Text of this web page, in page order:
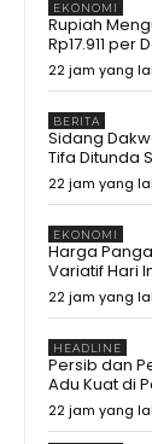
EKONOMI
Rupiah
Rp17.911 per
22 jam yang
BERITA
Sidang
Tifa Ditunda
22 jam yang
EKONOMI
Harga
Variatif Hari
22 jam yang
HEADLINE
Persib dan
Adu Kuat di
22 jam yang